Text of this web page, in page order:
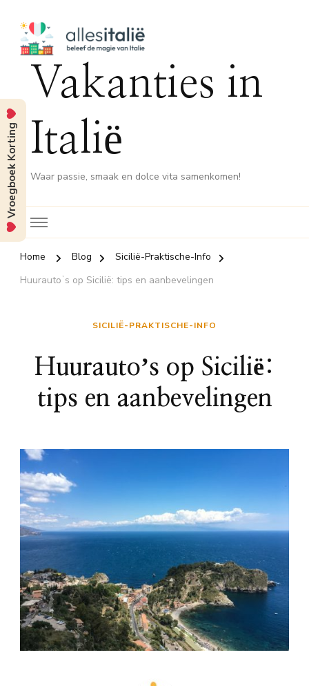
Vakanties in
Italië
Waar passie, smaak en dolce vita samenkomen!
Home Blog
Sicilië-Praktische-Info
Huurautoʼs op Sicilië: tips en aanbevelingen
SICILIË-PRAKTISCHE-INFO
Huurautoʼs op Sicilië:
tips en aanbevelingen
Vroegboek Korting